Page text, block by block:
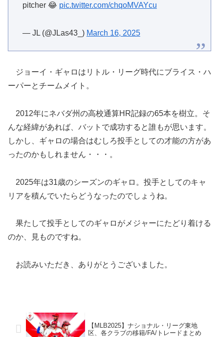
pitcher 😂 pic.twitter.com/chqoMVAYcu
— JL (@JLas43_) March 16, 2025
ジョーイ・ギャロはリトル・リーグ時代にブライス・ハ
ーパーとチームメイト。
2012年にネバダ州の高校通算HR記録の65本を樹立。そ
んな経緯があれば、バットで成功すると誰もが思います。
しかし、ギャロの場合はむしろ投手としての才能の方があ
ったのかもしれません・・・。
2025年は31歳のシーズンのギャロ。投手としてのキャ
リアを積んでいたらどうなったのでしょうね。
果たして投手としてのギャロがメジャーにたどり着ける
のか、見ものですね。
お読みいただき、ありがとうございました。
【MLB2025】ナショナル・リーグ東地
区、各クラブの移籍/FA/トレードまとめ